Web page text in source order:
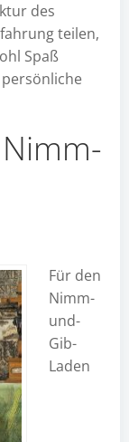
des
teilen,
Spaß
Für den
Nimm-
und-
Gib-
Laden